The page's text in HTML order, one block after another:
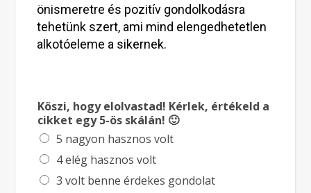
önismeretre és pozitív gondolkodásra
tehetünk szert, ami mind elengedhetetlen
alkotóeleme a sikernek.
Köszi, hogy elolvastad! Kérlek, értékeld a
cikket egy 5-ös skálán! 🙂
5 nagyon hasznos volt
4 elég hasznos volt
3 volt benne érdekes gondolat